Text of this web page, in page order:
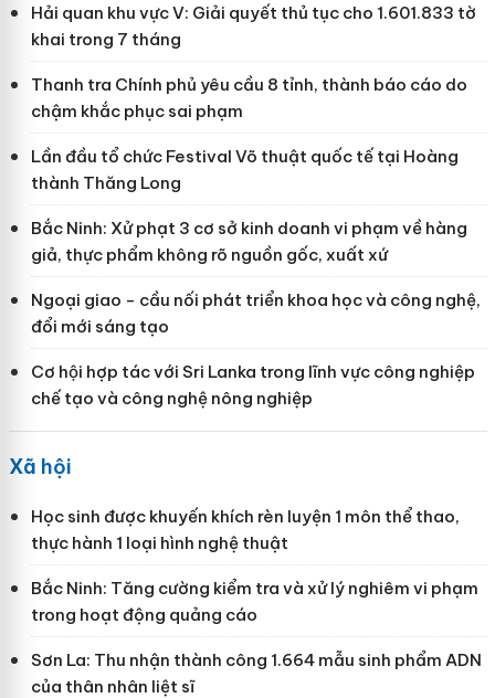
Hải quan khu vực V: Giải quyết thủ tục cho 1.601.833 tờ
khai trong 7 tháng
Thanh tra Chính phủ yêu cầu 8 tỉnh, thành báo cáo do
chậm khắc phục sai phạm
Lần đầu tổ chức Festival Võ thuật quốc tế tại Hoàng
thành Thăng Long
Bắc Ninh: Xử phạt 3 cơ sở kinh doanh vi phạm về hàng
giả, thực phẩm không rõ nguồn gốc, xuất xứ
Ngoại giao - cầu nối phát triển khoa học và công nghệ,
đổi mới sáng tạo
Cơ hội hợp tác với Sri Lanka trong lĩnh vực công nghiệp
chế tạo và công nghệ nông nghiệp
Xã hội
Học sinh được khuyến khích rèn luyện 1 môn thể thao,
thực hành 1 loại hình nghệ thuật
Bắc Ninh: Tăng cường kiểm tra và xử lý nghiêm vi phạm
trong hoạt động quảng cáo
Sơn La: Thu nhận thành công 1.664 mẫu sinh phẩm ADN
của thân nhân liệt sĩ